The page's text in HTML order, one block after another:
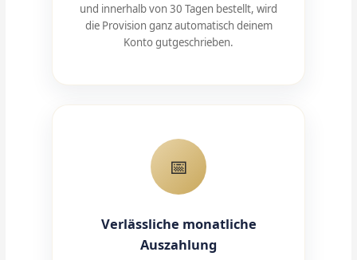
und innerhalb von 30 Tagen bestellt, wird
die Provision ganz automatisch deinem
Konto gutgeschrieben.
📅
Verlässliche monatliche
Auszahlung